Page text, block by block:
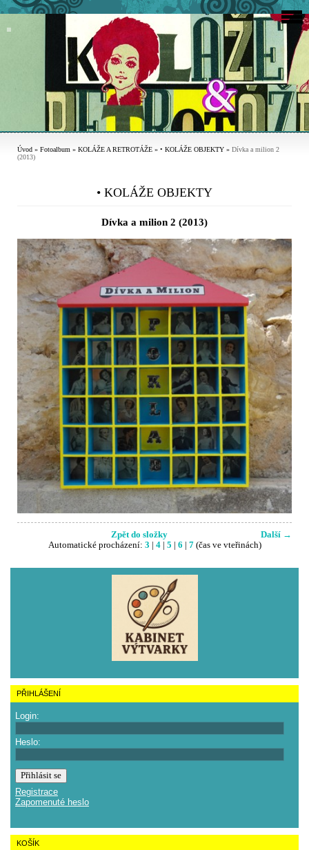
Úvod » Fotoalbum » KOLÁŽE A RETROTÁŽE » • KOLÁŽE OBJEKTY » Dívka a milion 2
(2013)
• KOLÁŽE OBJEKTY
Dívka a milion 2 (2013)
Další →
Zpět do složky
Automatické procházení: 3 4| 5 6 7(čas ve vteřinách)
PŘIHLÁŠENÍ
Login:
Heslo:
Registrace
Zapomenuté heslo
KOŠÍK